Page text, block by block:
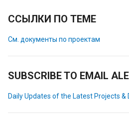
ССЫЛКИ ПО ТЕМЕ
См. документы по проектам
SUBSCRIBE TO EMAIL
Daily Updates of the Latest Projects &